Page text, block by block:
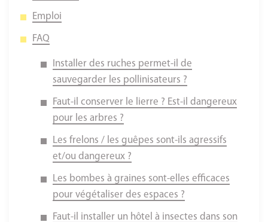
Emploi
FAQ
Installer des ruches permet-il de
sauvegarder les pollinisateurs ?
Faut-il conserver le lierre ? Est-il dangereux
pour les arbres ?
Les frelons / les guêpes sont-ils agressifs
et/ou dangereux ?
Les bombes à graines sont-elles efficaces
pour végétaliser des espaces ?
Faut-il installer un hôtel à insectes dans son